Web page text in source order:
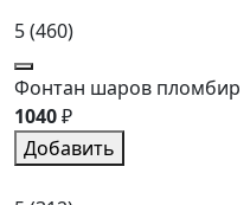
5(460)
Фонтан шаров пломбир
1040₽
Добавить